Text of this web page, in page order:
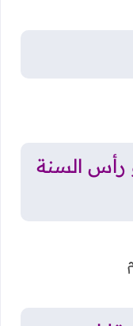
و رأس السنة